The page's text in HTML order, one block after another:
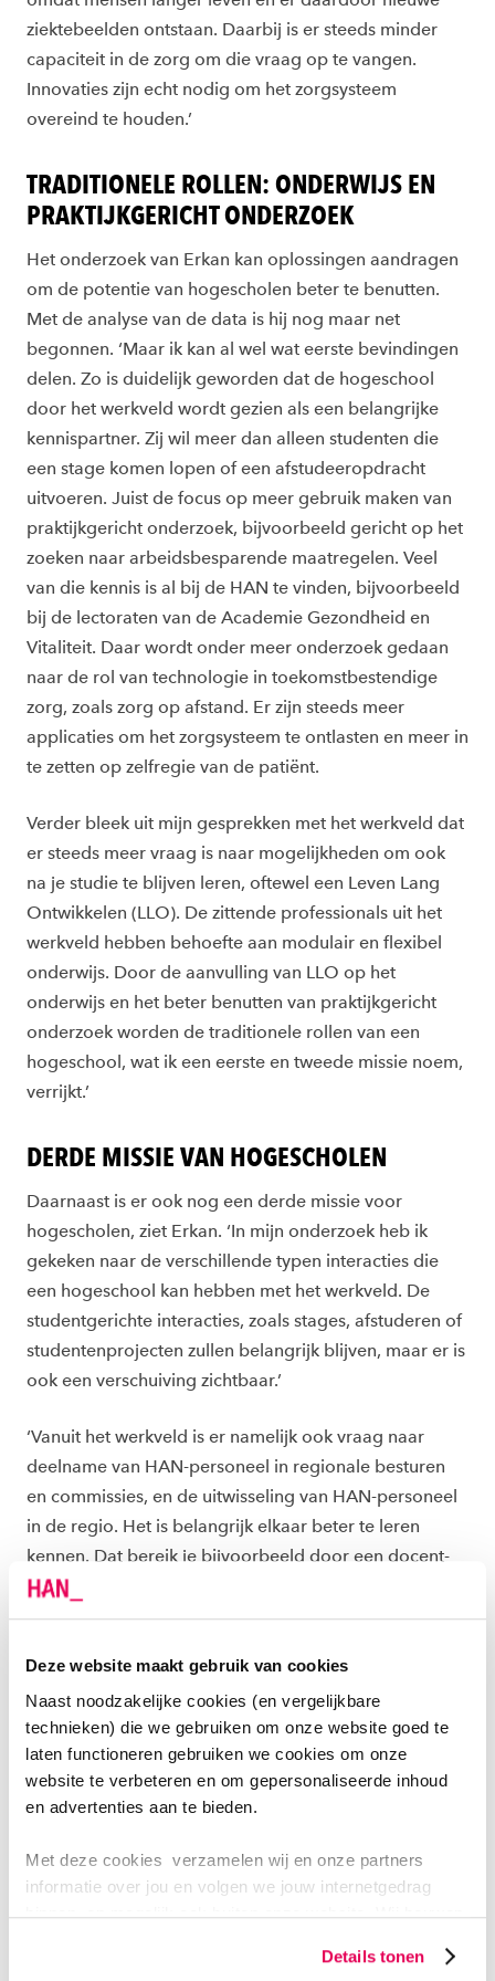
Deze website maakt gebruik van cookies
Naast noodzakelijke cookies (en vergelijkbare
technieken) die we gebruiken om onze website goed te
laten functioneren gebruiken we cookies om onze
website te verbeteren en om gepersonaliseerde inhoud
en advertenties aan te bieden.
Met deze cookies verzamelen wij en onze partners
informatie over jou en volgen we jouw internetgedrag
binnen, en mogelijk ook buiten onze website. Wij bouwen
website en communicatie aan op jouw voorkeuren. Ook
Details tonen
ziektebeelden ontstaan. Daarbij is er steeds minder
capaciteit in de zorg om die vraag op te vangen.
Innovaties zijn echt nodig om het zorgsysteem
overeind te houden.’
TRADITIONELE ROLLEN: ONDERWIJS EN
PRAKTIJKGERICHT ONDERZOEK
Het onderzoek van Erkan kan oplossingen aandragen
om de potentie van hogescholen beter te benutten.
Met de analyse van de data is hij nog maar net
begonnen. ‘Maar ik kan al wel wat eerste bevindingen
delen. Zo is duidelijk geworden dat de hogeschool
door het werkveld wordt gezien als een belangrijke
kennispartner. Zij wil meer dan alleen studenten die
een stage komen lopen of een afstudeeropdracht
uitvoeren. Juist de focus op meer gebruik maken van
praktijkgericht onderzoek, bijvoorbeeld gericht op het
zoeken naar arbeidsbesparende maatregelen. Veel
van die kennis is al bij de HAN te vinden, bijvoorbeeld
bij de lectoraten van de Academie Gezondheid en
Vitaliteit. Daar wordt onder meer onderzoek gedaan
naar de rol van technologie in toekomstbestendige
zorg, zoals zorg op afstand. Er zijn steeds meer
applicaties om het zorgsysteem te ontlasten en meer in
te zetten op zelfregie van de patiënt.
Verder bleek uit mijn gesprekken met het werkveld dat
er steeds meer vraag is naar mogelijkheden om ook
na je studie te blijven leren, oftewel een Leven Lang
Ontwikkelen (LLO). De zittende professionals uit het
werkveld hebben behoefte aan modulair en flexibel
onderwijs. Door de aanvulling van LLO op het
onderwijs en het beter benutten van praktijkgericht
onderzoek worden de traditionele rollen van een
hogeschool, wat ik een eerste en tweede missie noem,
verrijkt.’
DERDE MISSIE VAN HOGESCHOLEN
Daarnaast is er ook nog een derde missie voor
hogescholen, ziet Erkan. ‘In mijn onderzoek heb ik
gekeken naar de verschillende typen interacties die
een hogeschool kan hebben met het werkveld. De
studentgerichte interacties, zoals stages, afstuderen of
studentenprojecten zullen belangrijk blijven, maar er is
ook een verschuiving zichtbaar.’
‘Vanuit het werkveld is er namelijk ook vraag naar
deelname van HAN-personeel in regionale besturen
en commissies, en de uitwisseling van HAN-personeel
in de regio. Het is belangrijk elkaar beter te leren
kennen. Dat bereik je bijvoorbeeld door een docent-
onderzoeker ook een dag per week in een ziekenhuis
les te laten geven of mee te laten lopen. Zo realiseer je
en zorgen dat de praktijkcontext beter wordt
begrepen’.
Erkan benadrukt ook de positie van een hogeschool in
de regio: ‘We staan in verbinding met de regio, met
werkveld. We kunnen meer (netwerk)bijeenkomsten
organiseren om partijen bij elkaar te brengen. De